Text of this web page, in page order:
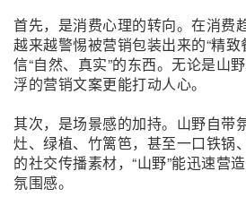
首先，是消费心理的转向。在消费
越来越警惕被营销包装出来的“精致
信“自然、真实”的东西。无论是山
浮的营销文案更能打动人心。
其次，是场景感的加持。山野自带
灶、绿植、竹篱笆，甚至一口铁锅
的社交传播素材，“山野”能迅速营
氛围感。